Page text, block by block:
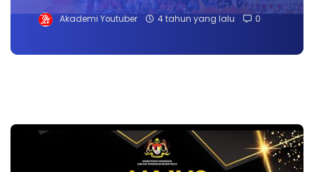
Akademi Youtuber 4 tahun yang lalu 0